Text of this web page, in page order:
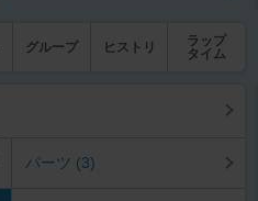
グループ ヒストリ
ラップ
タイム
パーツ (3)